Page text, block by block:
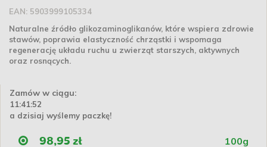
EAN: 5903999105334
Naturalne źródło glikozaminoglikanów, które wspiera zdrowie
stawów, poprawia elastyczność chrząstki i wspomaga
regenerację układu ruchu u zwierząt starszych, aktywnych
oraz rosnących.
Zamów w ciągu:
11:41:51
a dzisiaj wyślemy paczkę!
98,95 zł 100g